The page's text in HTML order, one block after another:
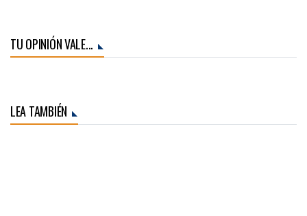
TU OPINIÓN VALE...
LEA TAMBIÉN